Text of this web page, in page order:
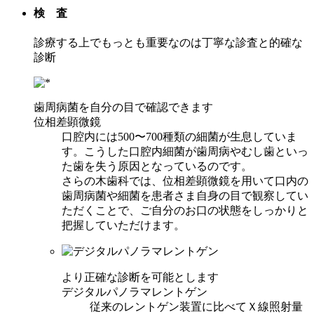
検 査
診療する上でもっとも重要なのは丁寧な診査と的確な
診断
歯周病菌を自分の目で確認できます
位相差顕微鏡
口腔内には500〜700種類の細菌が生息していま
す。こうした口腔内細菌が歯周病やむし歯といっ
た歯を失う原因となっているのです。
さらの木歯科では、位相差顕微鏡を用いて口内の
歯周病菌や細菌を患者さま自身の目で観察してい
ただくことで、ご自分のお口の状態をしっかりと
把握していただけます。
より正確な診断を可能とします
デジタルパノラマレントゲン
従来のレントゲン装置に比べてＸ線照射量